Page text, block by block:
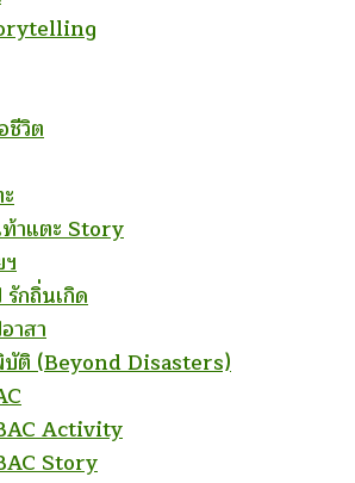
ชีวิต
ท้าแตะ Story
กถิ่นเกิด
าสา
ติ (Beyond Disasters)
Activity
Story